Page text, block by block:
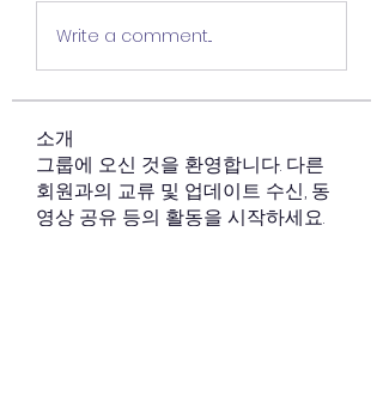
Write a comment...
소개
그룹에 오신 것을 환영합니다. 다른
회원과의 교류 및 업데이트 수신, 동
영상 공유 등의 활동을 시작하세요.